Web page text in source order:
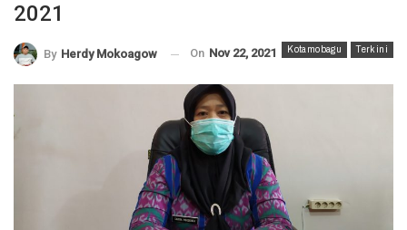
2021
Kotamobagu Terkini
By Herdy Mokoagow On Nov 22, 2021